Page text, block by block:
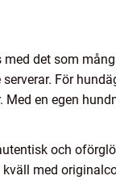
det som
För
en egen
och
med